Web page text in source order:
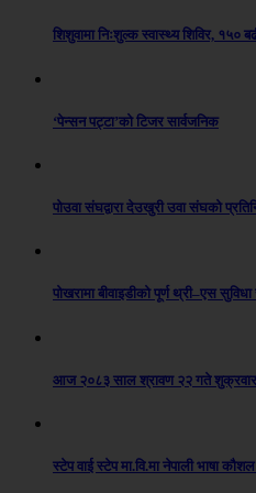
शिशुवामा निःशुल्क स्वास्थ्य शिविर, १५०
‘पेन्सन पट्टा’को टिजर सार्वजनिक
पोउवा संघद्वारा देउखुरी उवा संघको
पोखरामा बीवाइडीको पूर्ण थ्री–एस
आज २०८३ साल श्रावण २२ गते
स्टेप वाई स्टेप मा.वि.मा नेपाली भाषा